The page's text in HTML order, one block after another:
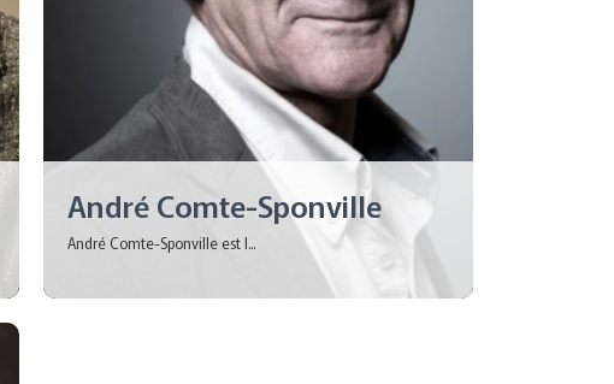
André Comte-Sponville
André Comte-Sponville est l...